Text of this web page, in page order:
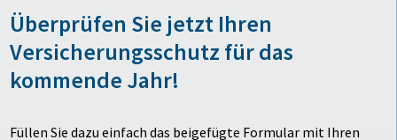
Überprüfen Sie jetzt Ihren
Versicherungsschutz für das
kommende Jahr!
Füllen Sie dazu einfach das beigefügte Formular mit Ihren